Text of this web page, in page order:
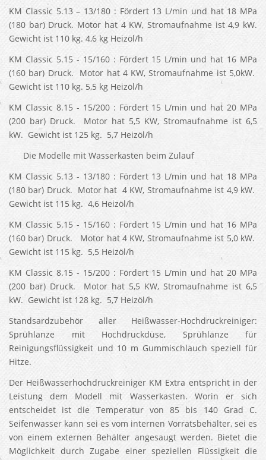
KM Classic 5.13 – 13/180 : Fördert 13 L/min und hat 18 MPa
(180 bar) Druck. Motor hat 4 KW, Stromaufnahme ist 4,9 kW.
Gewicht ist 110 kg. 4,6 kg Heizöl/h
KM Classic 5.15 - 15/160 : Fördert 15 L/min und hat 16 MPa
(160 bar) Druck. Motor hat 4 KW, Stromaufnahme ist 5,0kW.
Gewicht ist 110 kg. 5,5 kg Heizöl/h
KM Classic 8.15 - 15/200 : Fördert 15 L/min und hat 20 MPa
(200 bar) Druck. Motor hat 5,5 KW, Stromaufnahme ist 6,5
kW. Gewicht ist 125 kg. 5,7 Heizöl/h
Die Modelle mit Wasserkasten beim Zulauf
KM Classic 5.13 - 13/180 : Fördert 13 L/min und hat 18 MPa
(180 bar) Druck. Motor hat 4 KW, Stromaufnahme ist 4,9 kW.
Gewicht ist 115 kg. 4,6 Heizöl/h
KM Classic 5.15 - 15/160 : Fördert 15 L/min und hat 16 MPa
(160 bar) Druck. Motor hat 4 KW, Stromaufnahme ist 5,0 kW.
Gewicht ist 115 kg. 5,5 Heizöl/h
KM Classic 8.15 - 15/200 : Fördert 15 L/min und hat 20 MPa
(200 bar) Druck. Motor hat 5,5 KW, Stromaufnahme ist 6,5
kW. Gewicht ist 128 kg. 5,7 Heizöl/h
Standsardzubehör aller Heißwasser-Hochdruckreiniger:
Sprühlanze mit Hochdruckdüse, Sprühlanze für
Reinigungsflüssigkeit und 10 m Gummischlauch speziell für
Hitze.
Der Heißwasserhochdruckreiniger KM Extra entspricht in der
Leistung dem Modell mit Wasserkasten. Worin er sich
entscheidet ist die Temperatur von 85 bis 140 Grad C.
Seifenwasser kann sei es vom internen Vorratsbehälter, sei es
von einem externen Behälter angesaugt werden. Bietet die
Möglichkeit durch Zugabe einer speziellen Flüssigkeit die